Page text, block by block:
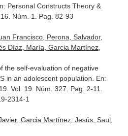
Personal Constructs Theory &
Núm. 1. Pag. 82-93
Francisco, Perona, Salvador,
Díaz, María, Garcia Martínez,
the self-evaluation of negative
in an adolescent population. En:
Vol. 19. Núm. 327. Pag. 2-11.
2314-1
Garcia Martínez, Jesús, Saul,